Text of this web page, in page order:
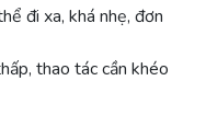
đi xa, khá nhẹ, đơn
thao tác cần khéo